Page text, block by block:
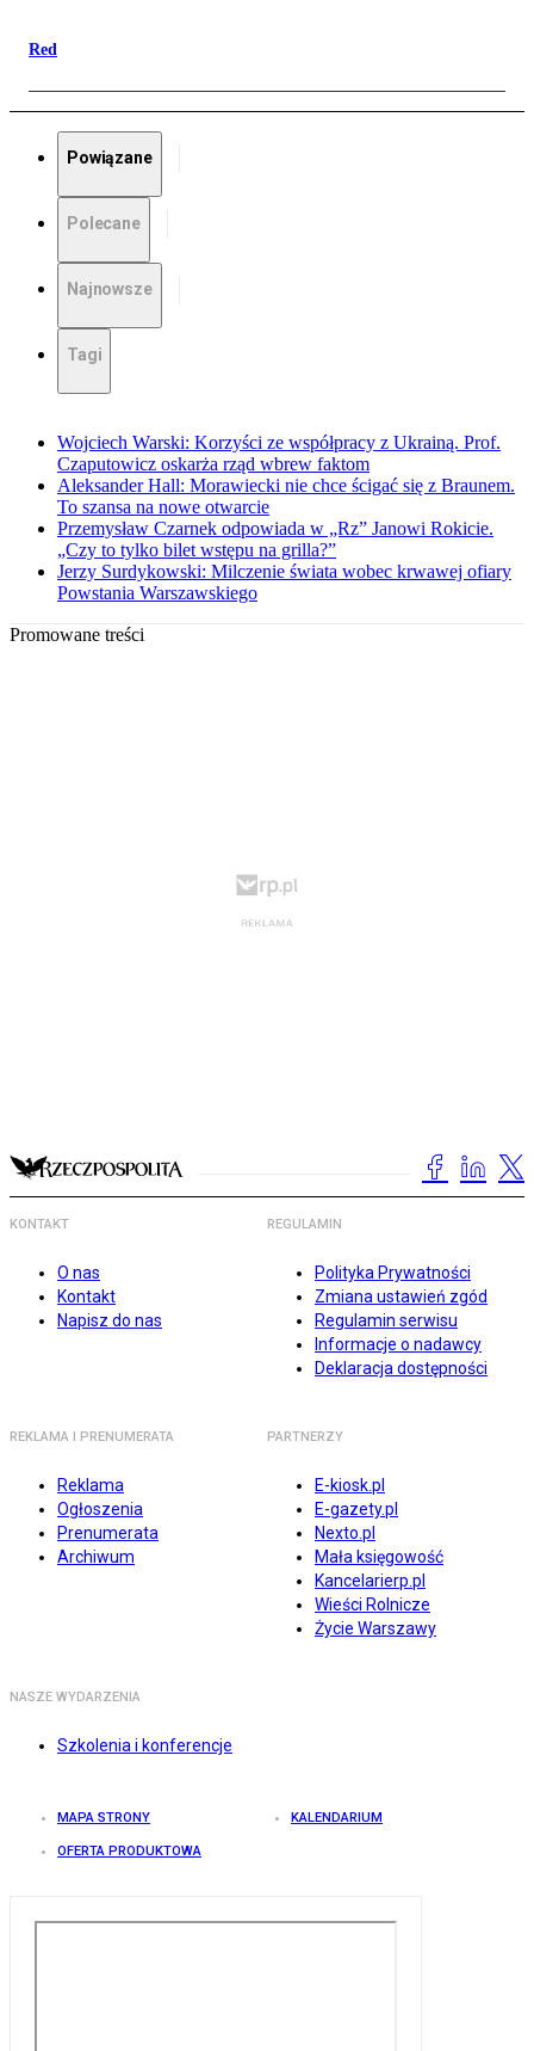
Red
Powiązane
Polecane
Najnowsze
Tagi
Wojciech Warski: Korzyści ze współpracy z Ukrainą. Prof.
Czaputowicz oskarża rząd wbrew faktom
Aleksander Hall: Morawiecki nie chce ścigać się z Braunem.
To szansa na nowe otwarcie
Przemysław Czarnek odpowiada w „Rz” Janowi Rokicie.
„Czy to tylko bilet wstępu na grilla?”
Jerzy Surdykowski: Milczenie świata wobec krwawej ofiary
Powstania Warszawskiego
Promowane treści
KONTAKT
O nas
Kontakt
Napisz do nas
REGULAMIN
Polityka Prywatności
Zmiana ustawień zgód
Regulamin serwisu
Informacje o nadawcy
Deklaracja dostępności
REKLAMA I PRENUMERATA
Reklama
Ogłoszenia
Prenumerata
Archiwum
PARTNERZY
E-kiosk.pl
E-gazety.pl
Nexto.pl
Mała księgowość
Kancelarierp.pl
Wieści Rolnicze
Życie Warszawy
NASZE WYDARZENIA
Szkolenia i konferencje
MAPA STRONY KALENDARIUM
OFERTA PRODUKTOWA